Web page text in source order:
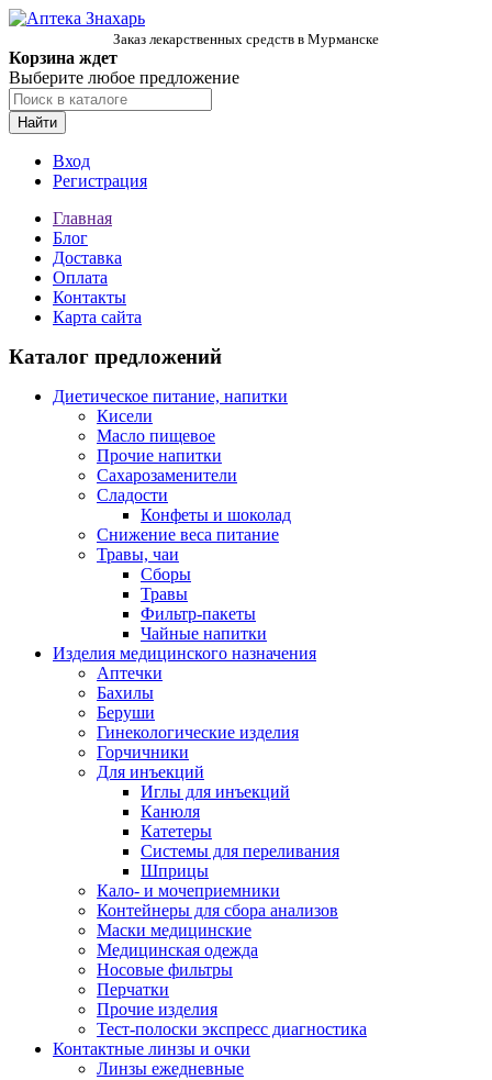
Заказ лекарственных средств в Мурманске
Корзина ждет
Выберите любое предложение
Найти
Вход
Регистрация
Главная
Блог
Доставка
Оплата
Контакты
Карта сайта
Каталог предложений
Диетическое питание, напитки
Кисели
Масло пищевое
Прочие напитки
Сахарозаменители
Сладости
Конфеты и шоколад
Снижение веса питание
Травы, чаи
Сборы
Травы
Фильтр-пакеты
Чайные напитки
Изделия медицинского назначения
Аптечки
Бахилы
Беруши
Гинекологические изделия
Горчичники
Для инъекций
Иглы для инъекций
Канюля
Катетеры
Системы для переливания
Шприцы
Кало- и мочеприемники
Контейнеры для сбора анализов
Маски медицинские
Медицинская одежда
Носовые фильтры
Перчатки
Прочие изделия
Тест-полоски экспресс диагностика
Контактные линзы и очки
Линзы ежедневные